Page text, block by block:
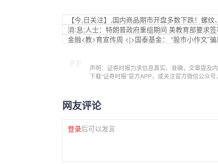
【今,日关注】,国内商品期市开盘多数下跌！螺
消:息;人士：特朗普政府重组期间 美教育部要求
金融<教>育宣传周 <|>国泰基金： “股市小作文”
声明：证券时报力求信息真实、准确，文章提及
下载“证券时报”官方APP，或关注官方微信公众
网友评论
登录后可以发言